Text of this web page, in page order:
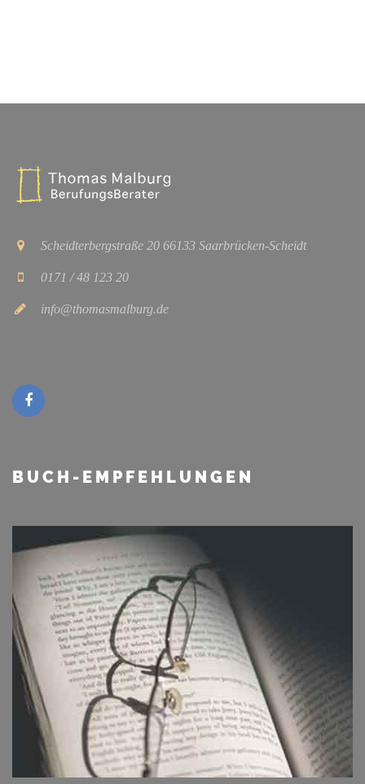
Scheidterbergstraße 20 66133 Saarbrücken-Scheidt
0171 / 48 123 20
info@thomasmalburg.de
BUCH-EMPFEHLUNGEN